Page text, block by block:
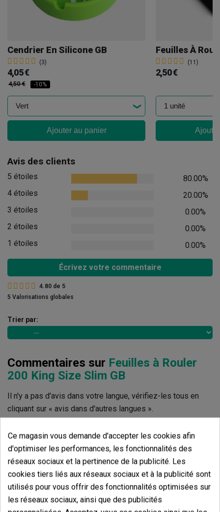
Cendrier En Silicone GB
(3)
4,05 €
4,50 € -10%
Ajouter au panier
Feuilles À
(11)
2,50 €
Avis des clients
5 étoiles
80.00%
4 étoiles
20.00%
3 étoiles
0.00%
2 étoiles
0.00%
1 étoiles
0.00%
Écrivez votre commentaire
4.80 de 5
5 Valorisations globales
Trier par:
Commentaires sur Feuilles à Rouler
200 King Size Slim GB
Il n'y a pas d'avis dans votre langue, vérifiez-les tous en
cliquant sur « avis dans d'autres langues ».
Afficher les commentaires dans d’autres langues
Produits de même catégorie
Ce magasin vous demande d'accepter les cookies afin
d'optimiser les performances, les fonctionnalités des
réseaux sociaux et la pertinence de la publicité. Les
cookies tiers liés aux réseaux sociaux et à la publicité sont
utilisés pour vous offrir des fonctionnalités optimisées sur
les réseaux sociaux, ainsi que des publicités